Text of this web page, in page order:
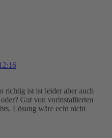
richtig ist ist leider aber auch
Gut von vorinstallierten
Lösung wäre echt nicht